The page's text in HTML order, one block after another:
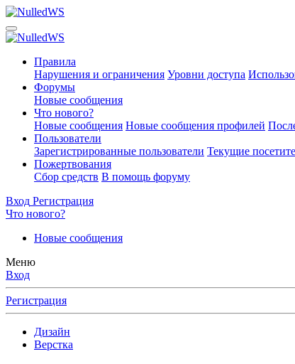
Правила
Нарушения и ограничения Уровни доступа
Форумы
Новые сообщения
Что нового?
Новые сообщения Новые сообщения профилей
Пользователи
Зарегистрированные пользователи Текущие
Пожертвования
Сбор средств В помощь форуму
Вход Регистрация
Что нового?
Новые сообщения
Меню
Вход
Регистрация
Дизайн
Верстка